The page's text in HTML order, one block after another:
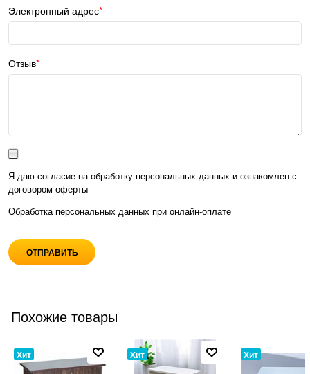
Электронный адрес
Отзыв
Я даю согласие на обработку персональных данных и ознакомлен с
договором оферты
Обработка персональных данных при онлайн-оплате
Похожие товары
Хит Хит Хит